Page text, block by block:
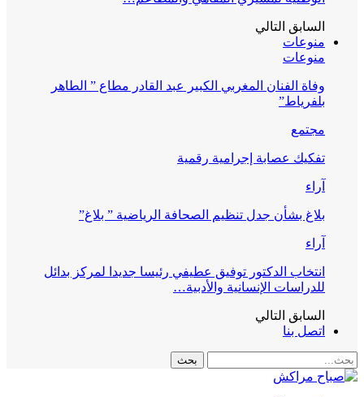
السابق التالي
منوعات
منوعات
وفاة الفنان المغربي الكبير عبد القادر مطاع ” الطاهر
بلفرياط”
مجتمع
تفكيك عصابة إجرامية رقمية
آراء
بلاغ بشأن جدل تنظيم الصحافة الرياضية ” بلاغ”
آراء
انتخاب الدكتور توفيق عطيفي رئيسا جديدا لمركز بدائل
للدراسات الإنسانية والأدبية…
السابق التالي
اتصل بنا